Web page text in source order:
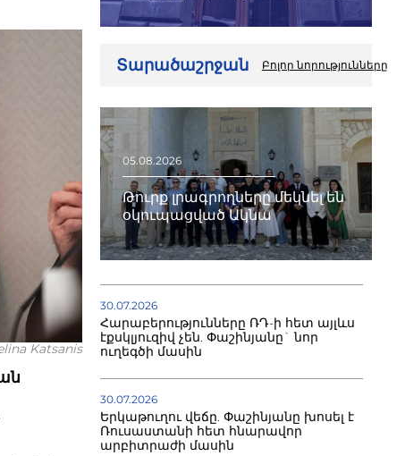
Katsanis
Տարածաշրջան Բոլոր նորությունները
05.08.2026
Թուրք լրագրողները մեկնել են
օկուպացված Ակնա
30.07.2026
Հարաբերությունները ՌԴ-ի հետ այլևս
էքսկլյուզիվ չեն. Փաշինյանը` նոր
ուղեգծի մասին
30.07.2026
Երկաթուղու վեճը. Փաշինյանը խոսել է
Ռուսաստանի հետ հնարավոր
արբիտրաժի մասին